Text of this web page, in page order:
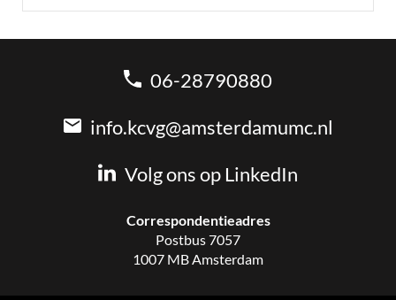
06-28790880
info.kcvg@amsterdamumc.nl
Volg ons op LinkedIn
Correspondentieadres
Postbus 7057
1007 MB Amsterdam